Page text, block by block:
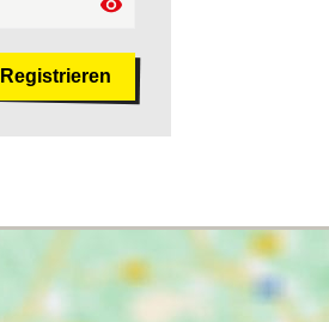
Registrieren